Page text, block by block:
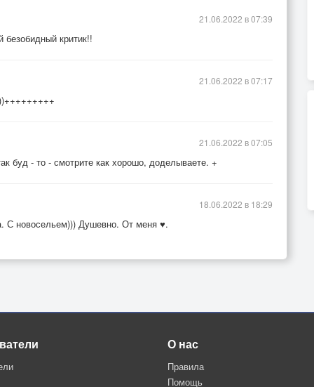
критик!!
21.06.2022 в 07:39
21.06.2022 в 07:17
буд - то - смотрите как хорошо, доделываете. +
21.06.2022 в 07:05
С новосельем))) Душевно. От меня ♥.
18.06.2022 в 18:29
О нас
Правила
Помощь